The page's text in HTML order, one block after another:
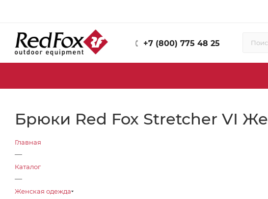
+7 (800) 775 48 25
Брюки Red Fox Stretcher VI
Главная
—
Каталог
—
Женская одежда